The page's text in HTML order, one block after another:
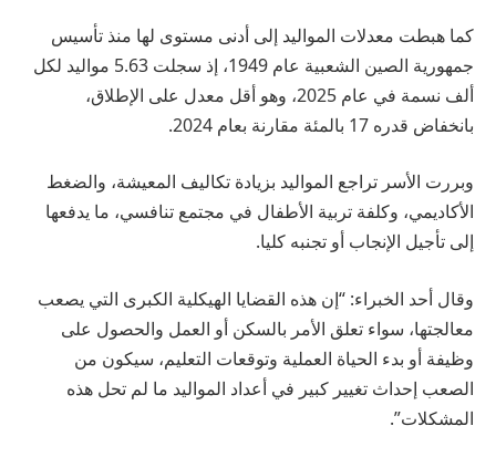
كما هبطت معدلات المواليد إلى أدنى مستوى لها منذ تأسيس
جمهورية الصين الشعبية عام 1949، إذ سجلت 5.63 مواليد لكل
ألف نسمة في عام 2025، وهو أقل معدل على الإطلاق،
بانخفاض قدره 17 بالمئة مقارنة بعام 2024.
وبررت الأسر تراجع المواليد بزيادة تكاليف المعيشة، والضغط
الأكاديمي، وكلفة تربية الأطفال في مجتمع تنافسي، ما يدفعها
إلى تأجيل الإنجاب أو تجنبه كليا.
وقال أحد الخبراء: “إن هذه القضايا الهيكلية الكبرى التي يصعب
معالجتها، سواء تعلق الأمر بالسكن أو العمل والحصول على
وظيفة أو بدء الحياة العملية وتوقعات التعليم، سيكون من
الصعب إحداث تغيير كبير في أعداد المواليد ما لم تحل هذه
المشكلات”.